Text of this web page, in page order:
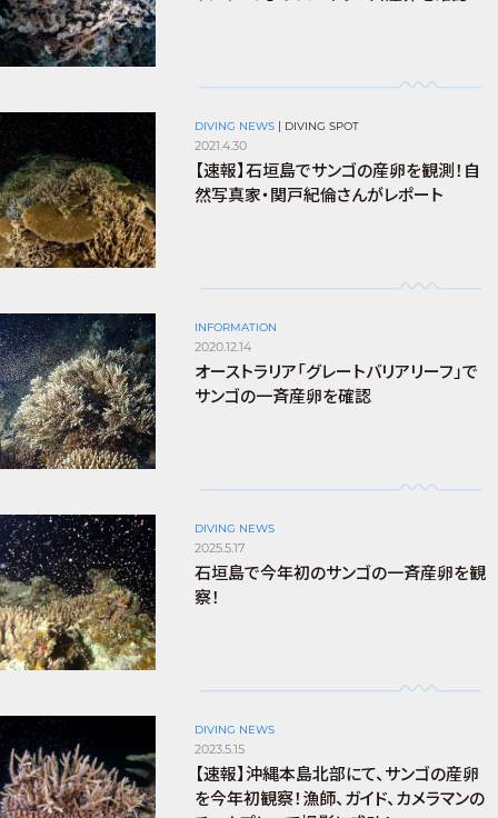
DIVING NEWS | DIVING SPOT
2021.4.30
【速報】石垣島でサンゴの産卵を観測！自
然写真家・関戸紀倫さんがレポート
INFORMATION
2020.12.14
オーストラリア「グレートバリアリーフ」で
サンゴの一斉産卵を確認
DIVING NEWS
2025.5.17
石垣島で今年初のサンゴの一斉産卵を観
察！
DIVING NEWS
2023.5.15
【速報】沖縄本島北部にて、サンゴの産卵
を今年初観察！漁師、ガイド、カメラマンの